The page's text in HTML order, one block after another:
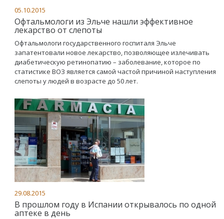
05.10.2015
Офтальмологи из Эльче нашли эффективное
лекарство от слепоты
Офтальмологи государственного госпиталя Эльче
запатентовали новое лекарство, позволяющее излечивать
диабетическую ретинопатию – заболевание, которое по
статистике ВОЗ является самой частой причиной наступления
слепоты у людей в возрасте до 50 лет.
29.08.2015
В прошлом году в Испании открывалось по одной
аптеке в день